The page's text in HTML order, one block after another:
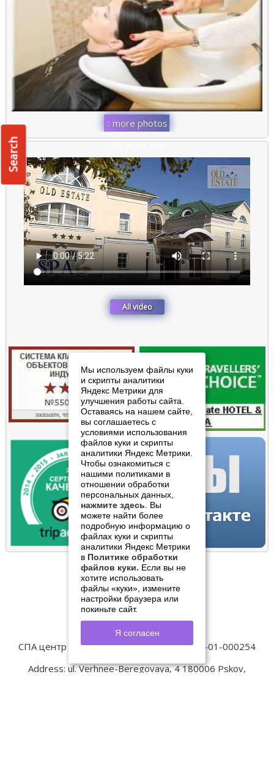
:: more photos
::
All video
Tel. ☎+7 (8112) 79 45 00
+7 911 697 96 85
+7 911 893 08 27
Написать нам
СПА центр Old Estate Лицензия № ЛО-60-01-000254
Address: ul. Verhnee-Beregovaya, 4 180006 Pskov,
Search
Мы используем файлы куки
и скрипты аналитики
Яндекс Метрики для
улучшения работы сайта.
Оставаясь на нашем сайте,
вы соглашаетесь с
условиями использования
файлов куки и скрипты
аналитики Яндекс Метрики.
Чтобы ознакомиться с
нашими политиками в
отношении обработки
персональных данных,
нажмите здесь . Вы
можете найти более
подробную информацию о
файлах куки и скрипты
аналитики Яндекс Метрики
в Политике обработки
файлов куки. Если вы не
хотите использовать
файлы «куки», измените
настройки браузера или
покиньте сайт.
Я согласен